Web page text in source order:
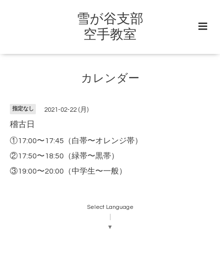
雪が谷支部
空手教室
カレンダー
指定なし 2021-02-22 (月)
稽古日
①17:00〜17:45（白帯〜オレンジ帯）
②17:50〜18:50（緑帯〜黒帯）
③19:00〜20:00（中学生〜一般）
Select Language
▼